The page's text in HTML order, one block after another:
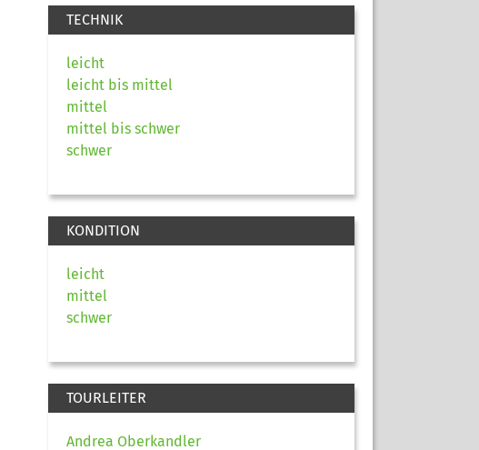
TECHNIK
leicht
leicht bis mittel
mittel
mittel bis schwer
schwer
KONDITION
leicht
mittel
schwer
TOURLEITER
Andrea Oberkandler